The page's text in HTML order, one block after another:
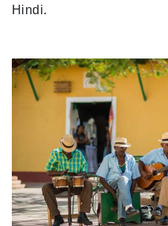
Hindi.